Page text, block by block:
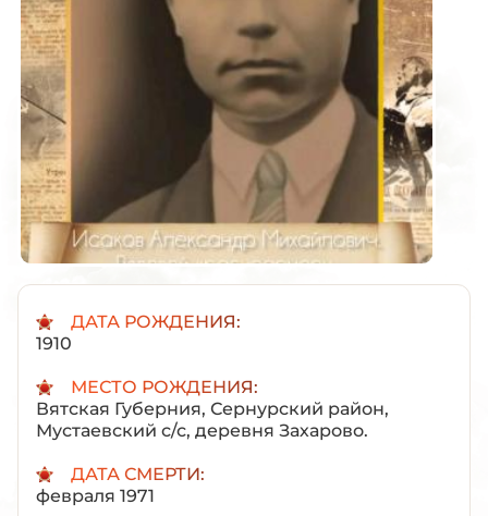
ДАТА РОЖДЕНИЯ:
1910
МЕСТО РОЖДЕНИЯ:
Вятская Губерния, Сернурский район,
Мустаевский с/с, деревня Захарово.
ДАТА СМЕРТИ:
февраля 1971